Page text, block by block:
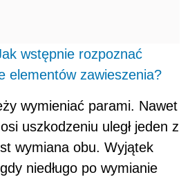
wstępnie rozpoznać
elementów zawieszenia?
wymieniać parami. Nawet
uszkodzeniu uległ jeden z
wymiana obu. Wyjątek
niedługo po wymianie